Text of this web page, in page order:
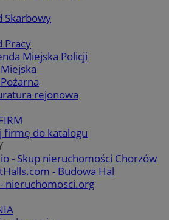
Skarbowy
Pracy
Miejska Policji
rejonowa
firmę do katalogu
- Skup nieruchomości Chorzów
- Budowa Hal
nieruchomosci.org